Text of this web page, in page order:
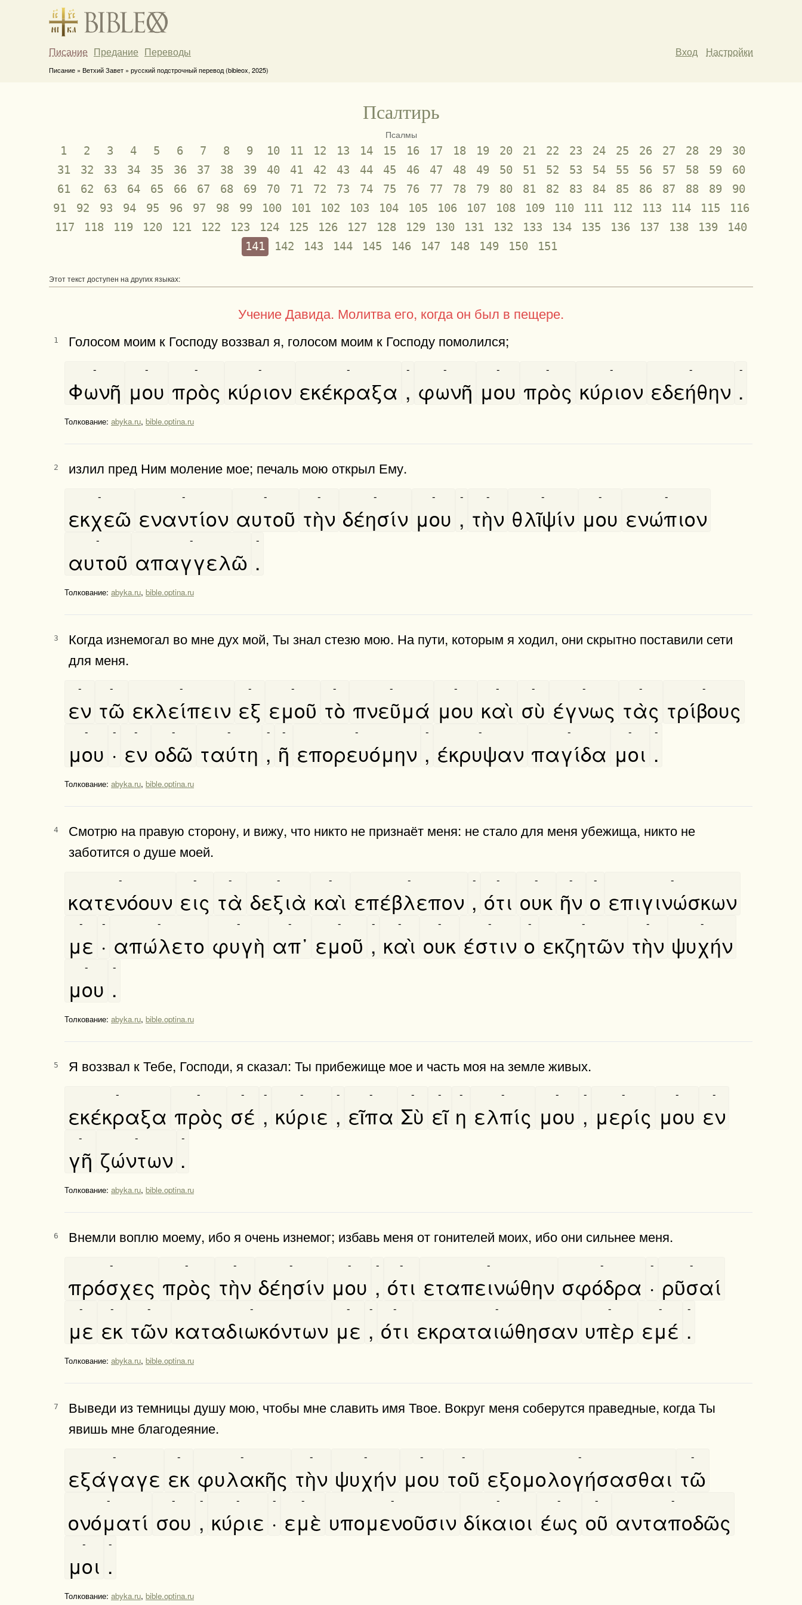
Писание Предание Переводы Вход Настройки
Писание » Ветхий Завет » русский подстрочный перевод (bibleox, 2025)
Псалтирь
Псалмы
1 2 3 4 5 6 7 8 9 10 11 12 13 14 15 16 17 18 19 20 21 22 23 24 25 26 27 28 29
30
31
32 33 34 35 36 37 38 39 40 41 42 43 44 45 46 47 48 49 50 51 52 53 54 55 56 57 58 59
60
61
62 63 64 65 66 67 68 69 70 71 72 73 74 75 76 77 78 79 80 81 82 83 84 85 86 87 88 89
90
91
92 93 94 95 96 97 98 99 100 101 102 103 104 105 106 107 108 109 110 111 112 113 114 115
116
117
118 119 120 121 122 123 124 125 126 127 128 129 130 131 132 133 134 135 136 137 138 139
140
141
142 143 144 145 146 147 148 149 150 151
Этот текст доступен на других языках:
Учение Давида. Молитва его, когда он был в пещере.
1 Голосом моим к Господу воззвал я, голосом моим к Господу помолился;
Φωνῆ
-
μου
-
πρὸς
-
κύριον
-
εκέκραξα
-
,
-
φωνῆ
-
μου
-
πρὸς
-
κύριον
-
εδεήθην
-
.
-
Толкование: abyka.ru, bible.optina.ru
2 излил пред Ним моление мое; печаль мою открыл Ему.
εκχεῶ
-
εναντίον
-
αυτοῦ
-
τὴν
-
δέησίν
-
μου
-
,
-
τὴν
-
θλῖψίν
-
μου
-
ενώπιον
-
αυτοῦ
-
απαγγελῶ
-
.
-
Толкование: abyka.ru, bible.optina.ru
3
Когда изнемогал во мне дух мой, Ты знал стезю мою. На пути, которым я ходил, они скрытно поставили сети
для меня.
εν
-
τῶ
-
εκλείπειν
-
εξ
-
εμοῦ
-
τὸ
-
πνεῦμά
-
μου
-
καὶ
-
σὺ
-
έγνως
-
τὰς
-
τρίβους
-
μου
-
·
-
εν
-
οδῶ
-
ταύτη
-
,
-
ῆ
-
επορευόμην
-
,
-
έκρυψαν
-
παγίδα
-
μοι
-
.
-
Толкование: abyka.ru, bible.optina.ru
4
Смотрю на правую сторону, и вижу, что никто не признаёт меня: не стало для меня убежища, никто не
заботится о душе моей.
κατενόουν
-
εις
-
τὰ
-
δεξιὰ
-
καὶ
-
επέβλεπον
-
,
-
ότι
-
ουκ
-
ῆν
-
ο
-
επιγινώσκων
-
με
-
·
-
απώλετο
-
φυγὴ
-
απ᾿
-
εμοῦ
-
,
-
καὶ
-
ουκ
-
έστιν
-
ο
-
εκζητῶν
-
τὴν
-
ψυχήν
-
μου
-
.
-
Толкование: abyka.ru, bible.optina.ru
5 Я воззвал к Тебе, Господи, я сказал: Ты прибежище мое и часть моя на земле живых.
εκέκραξα
-
πρὸς
-
σέ
-
,
-
κύριε
-
,
-
εῖπα
-
Σὺ
-
εῖ
-
η
-
ελπίς
-
μου
-
,
-
μερίς
-
μου
-
εν
-
γῆ
-
ζώντων
-
.
-
Толкование: abyka.ru, bible.optina.ru
6 Внемли воплю моему, ибо я очень изнемог; избавь меня от гонителей моих, ибо они сильнее меня.
πρόσχες
-
πρὸς
-
τὴν
-
δέησίν
-
μου
-
,
-
ότι
-
εταπεινώθην
-
σφόδρα
-
·
-
ρῦσαί
-
με
-
εκ
-
τῶν
-
καταδιωκόντων
-
με
-
,
-
ότι
-
εκραταιώθησαν
-
υπὲρ
-
εμέ
-
.
-
Толкование: abyka.ru, bible.optina.ru
7
Выведи из темницы душу мою, чтобы мне славить имя Твое. Вокруг меня соберутся праведные, когда Ты
явишь мне благодеяние.
εξάγαγε
-
εκ
-
φυλακῆς
-
τὴν
-
ψυχήν
-
μου
-
τοῦ
-
εξομολογήσασθαι
-
τῶ
-
ονόματί
-
σου
-
,
-
κύριε
-
·
-
εμὲ
-
υπομενοῦσιν
-
δίκαιοι
-
έως
-
οῦ
-
ανταποδῶς
-
μοι
-
.
-
Толкование: abyka.ru, bible.optina.ru